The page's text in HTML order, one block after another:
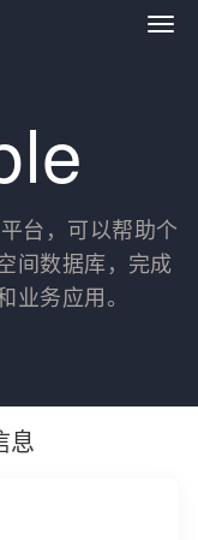
远
台，可以帮助个
间数据库，完成
务应用。
息